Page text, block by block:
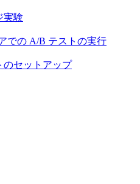
実験
での A/B テストの実行
のセットアップ